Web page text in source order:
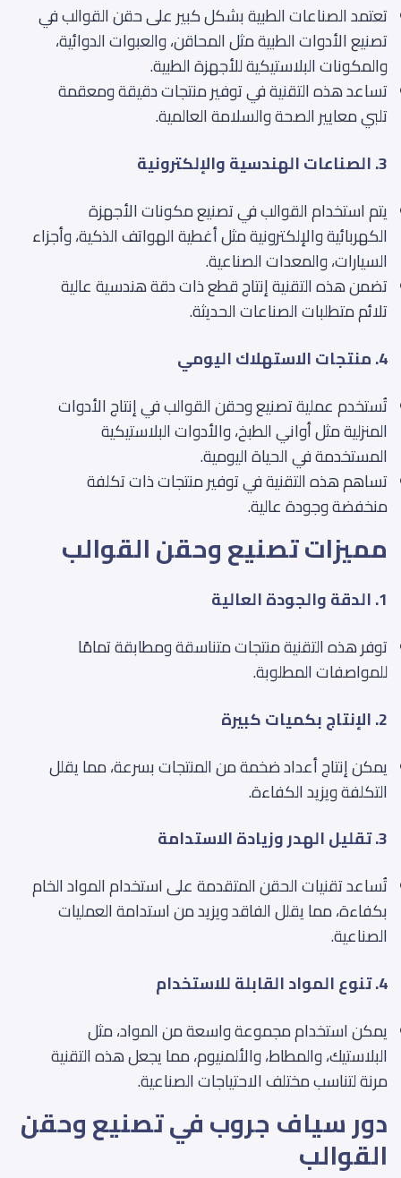
تعتمد الصناعات الطبية بشكل كبير على حقن القوالب في
تصنيع الأدوات الطبية مثل المحاقن، والعبوات الدوائية،
والمكونات البلاستيكية للأجهزة الطبية.
تساعد هذه التقنية في توفير منتجات دقيقة ومعقمة
تلبي معايير الصحة والسلامة العالمية.
3. الصناعات الهندسية والإلكترونية
يتم استخدام القوالب في تصنيع مكونات الأجهزة
الكهربائية والإلكترونية مثل أغطية الهواتف الذكية، وأجزاء
السيارات، والمعدات الصناعية.
تضمن هذه التقنية إنتاج قطع ذات دقة هندسية عالية
تلائم متطلبات الصناعات الحديثة.
4. منتجات الاستهلاك اليومي
تُستخدم عملية تصنيع وحقن القوالب في إنتاج الأدوات
المنزلية مثل أواني الطبخ، والأدوات البلاستيكية
المستخدمة في الحياة اليومية.
تساهم هذه التقنية في توفير منتجات ذات تكلفة
منخفضة وجودة عالية.
مميزات تصنيع وحقن القوالب
1. الدقة والجودة العالية
توفر هذه التقنية منتجات متناسقة ومطابقة تمامًا
للمواصفات المطلوبة.
2. الإنتاج بكميات كبيرة
يمكن إنتاج أعداد ضخمة من المنتجات بسرعة، مما يقلل
التكلفة ويزيد الكفاءة.
3. تقليل الهدر وزيادة الاستدامة
تُساعد تقنيات الحقن المتقدمة على استخدام المواد الخام
بكفاءة، مما يقلل الفاقد ويزيد من استدامة العمليات
الصناعية.
4. تنوع المواد القابلة للاستخدام
يمكن استخدام مجموعة واسعة من المواد، مثل
البلاستيك، والمطاط، والألمنيوم، مما يجعل هذه التقنية
مرنة لتناسب مختلف الاحتياجات الصناعية.
دور سياف جروب في تصنيع وحقن
القوالب